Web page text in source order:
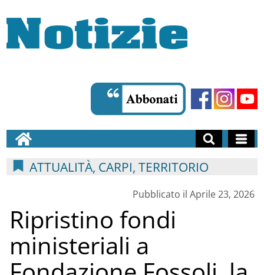
ATTUALITÀ, CARPI, TERRITORIO
Pubblicato il Aprile 23, 2026
Ripristino fondi
ministeriali a